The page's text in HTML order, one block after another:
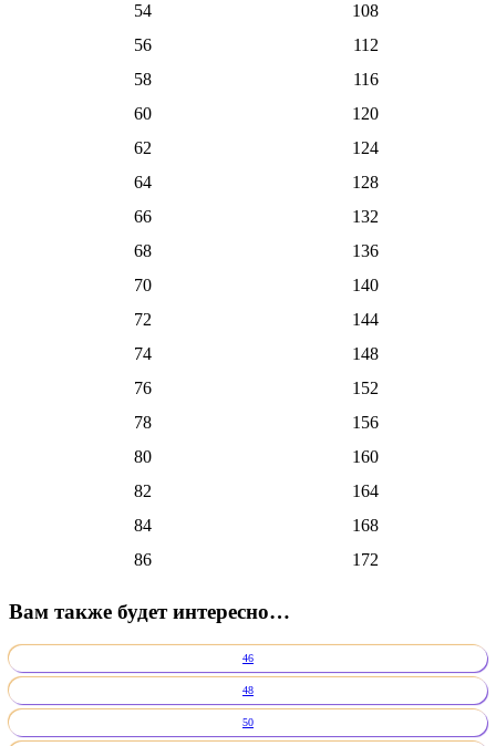
54
108
56
112
58
116
60
120
62
124
64
128
66
132
68
136
70
140
72
144
74
148
76
152
78
156
80
160
82
164
84
168
86
172
Вам также будет интересно…
46
48
50